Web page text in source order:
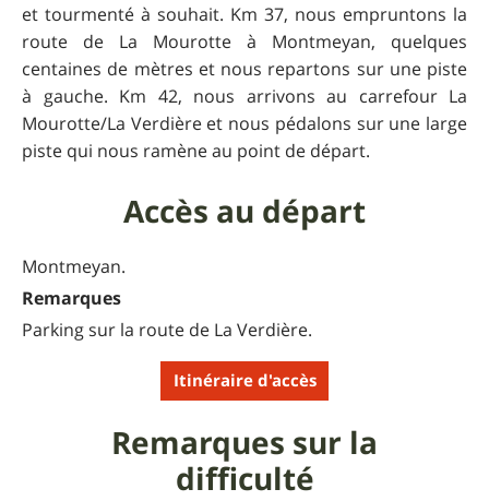
et tourmenté à souhait. Km 37, nous empruntons la
route de La Mourotte à Montmeyan, quelques
centaines de mètres et nous repartons sur une piste
à gauche. Km 42, nous arrivons au carrefour La
Mourotte/La Verdière et nous pédalons sur une large
piste qui nous ramène au point de départ.
Accès au départ
Montmeyan.
Remarques
Parking sur la route de La Verdière.
Itinéraire d'accès
Remarques sur la
difficulté